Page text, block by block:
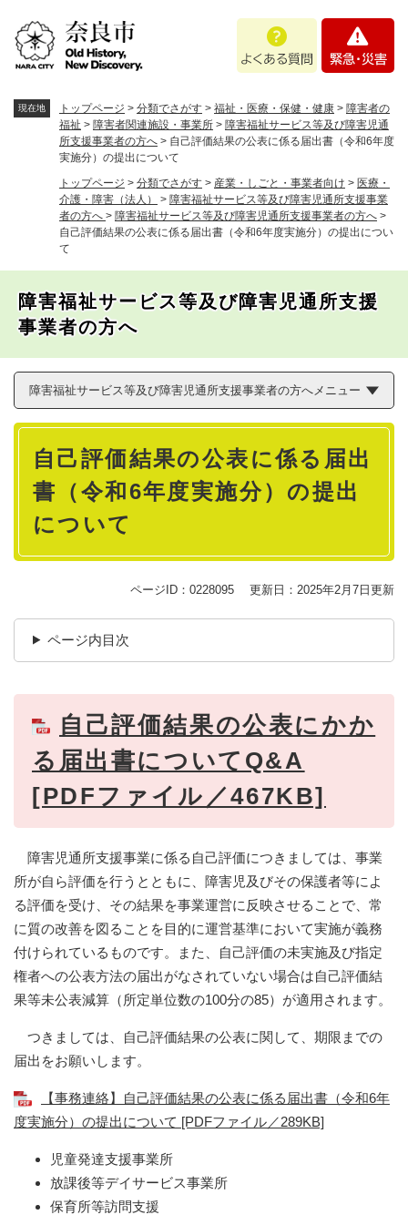
あ
問
・
現在地 トップページ > 分類でさがす > 福祉・医療・保健・健康 > 障害者の
福祉 > 障害者関連施設・事業所 > 障害福祉サービス等及び障害児通
所支援事業者の方へ > 自己評価結果の公表に係る届出書（令和6年度
実施分）の提出について
トップページ > 分類でさがす > 産業・しごと・事業者向け > 医療・
介護・障害（法人）
> 障害福祉サービス等及び障害児通所支援事業
者の方へ > 障害福祉サービス等及び障害児通所支援事業者の方へ >
自己評価結果の公表に係る届出書（令和6年度実施分）の提出につい
て
障害福祉サービス等及び障害児通所支援
事業者の方へ
障害福祉サービス等及び障害児通所支援事業者の方へメニュー
本
自己評価結果の公表に係る届出
書（令和6年度実施分）の提出
について
ページID：0228095 更新日：2025年2月7日更新
ページ内目次
自己評価結果の公表にかか
る届出書についてQ&A
[PDFファイル／467KB]
障害児通所支援事業に係る自己評価につきましては、事業
所が自ら評価を行うとともに、障害児及びその保護者等によ
る評価を受け、その結果を事業運営に反映させることで、常
に質の改善を図ることを目的に運営基準において実施が義務
付けられているものです。また、自己評価の未実施及び指定
権者への公表方法の届出がなされていない場合は自己評価結
果等未公表減算（所定単位数の100分の85）が適用されます。
つきましては、自己評価結果の公表に関して、期限までの
届出をお願いします。
【事務連絡】自己評価結果の公表に係る届出書（令和6年
度実施分）の提出について [PDFファイル／289KB]
児童発達支援事業所
放課後等デイサービス事業所
保育所等訪問支援